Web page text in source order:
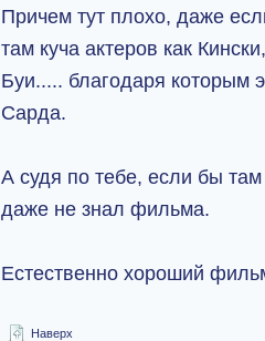
Причем тут плохо, даже
там куча актеров как
Буи..... благодаря которым
Сарда.
А судя по тебе, если бы
даже не знал фильма.
Естественно хороший
Наверх